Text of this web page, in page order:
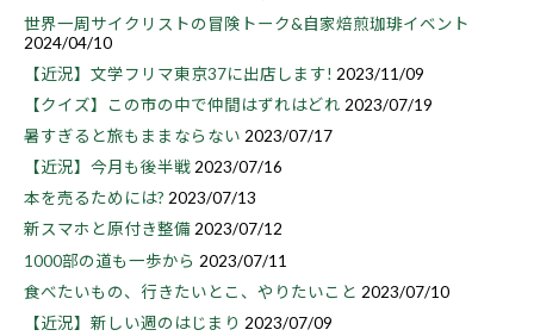
世界一周サイクリストの冒険トーク&自家焙煎珈琲イベント
2024/04/10
【近況】文学フリマ東京37に出店します! 2023/11/09
【クイズ】この市の中で仲間はずれはどれ 2023/07/19
暑すぎると旅もままならない 2023/07/17
【近況】今月も後半戦 2023/07/16
本を売るためには? 2023/07/13
新スマホと原付き整備2023/07/12
1000部の道も一歩から 2023/07/11
食べたいもの、行きたいとこ、やりたいこと 2023/07/10
【近況】新しい週のはじまり 2023/07/09